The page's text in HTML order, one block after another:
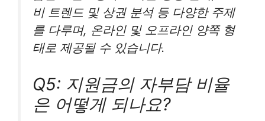
비 트렌드 및 상권 분석 등 다양한 주제
를 다루며, 온라인 및 오프라인 양쪽 형
태로 제공될 수 있습니다.
Q5: 지원금의 자부담 비율
은 어떻게 되나요?